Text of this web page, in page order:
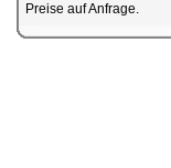
Preise auf Anfrage.